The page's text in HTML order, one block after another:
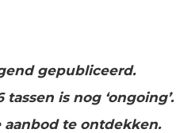
gepubliceerd.
is nog ‘ongoing’.
te ontdekken.